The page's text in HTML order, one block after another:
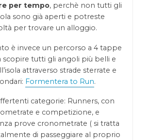
per tempo, perchè non tutti gli
sono già aperti e potreste
per trovare un alloggio.
è invece un percorso a 4 tappe
scopire tutti gli angoli più belli e
attraverso strade sterrate e
Formentera to Run.
categorie: Runners, con
e competizione, e
prove cronometrate ( si tratta
di passeggiare al proprio